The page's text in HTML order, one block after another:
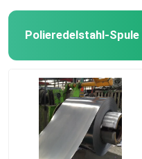
Polieredelstahl-Spule